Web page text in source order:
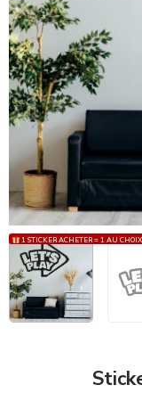
1 STICKER ACHETER = 1 AU CHOIX